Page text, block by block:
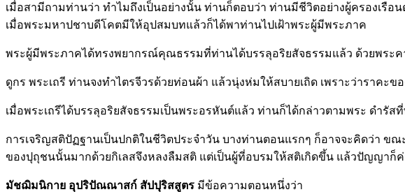
เมื่อสามีถามท่านว่า ทำไมถึงเป็นอย่างนั้น ท่านก็ตอบว่า ท่านมีชีวิตอย่างผู้ครองเ
เมื่อพระมหาปชาบดีโคตมีให้อุปสมบทแล้วก็ได้พาท่านไปเฝ้าพระผู้มีพระภาค
พระผู้มีพระภาคได้ทรงพยากรณ์คุณธรรมที่ท่านได้บรรลุอริยสัจธรรมแล้ว ด้วยพระค
ดูกร พระเถรี ท่านจงทำไตรจีวรด้วยท่อนผ้า แล้วนุ่งห่มให้สบายเถิด เพราะว่าราค
เมื่อพระเถรีได้บรรลุอริยสัจธรรมเป็นพระอรหันต์แล้ว ท่านก็ได้กล่าวตามพระ ดำรั
การเจริญสติปัฏฐานเป็นปกติในชีวิตประจำวัน บางท่านตอนแรกๆ ก็อาจจะคิดว่า ข
ของปุถุชนนั้นมากด้วยกิเลสจึงหลงลืมสติ แต่เป็นผู้ที่อบรมให้สติเกิดขึ้น แล้วปัญญาก็
มัชฌิมนิกาย อุปริปัณณาสก์ สัปปุริสสูตร มีข้อความตอนหนึ่งว่า